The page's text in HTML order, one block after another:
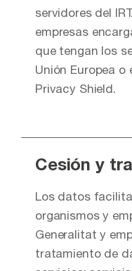
servidores del
empresas
que tengan los
Unión Europea o
Privacy Shield.
Cesión y
Los datos
organismos y
Generalitat y
tratamiento de